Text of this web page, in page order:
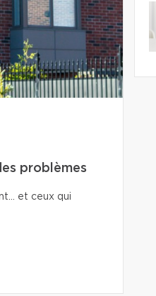
problèmes
et ceux qui